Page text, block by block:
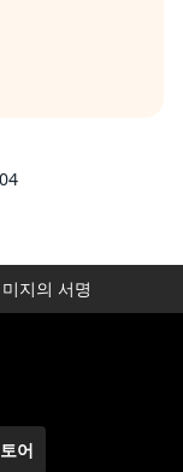
지의 서명
어